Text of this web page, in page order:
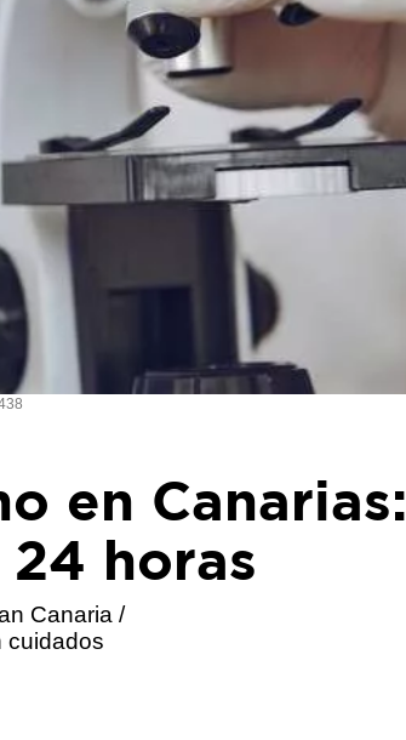
en Canarias:
horas
Canaria /
cuidados